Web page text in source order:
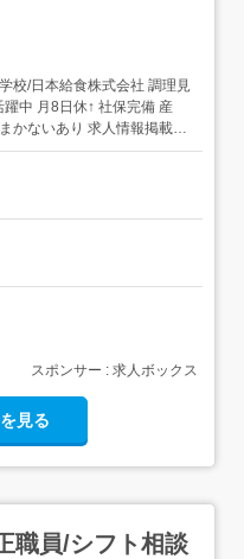
日本給食株式会社 調理見
求人情報掲載期
スポンサー : 求人ボックス
見る
職員/シフト相談